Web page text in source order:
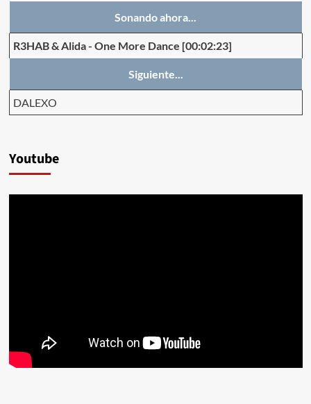
Sonando ahora...
R3HAB & Alida- One More Dance [00:02:23]
Siguiente...
DALEXO
Youtube